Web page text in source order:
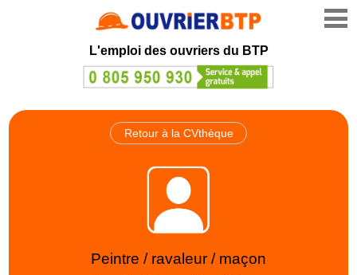
L'emploi des ouvriers du BTP
Retour à la CVthèque
Peintre / ravaleur / maçon